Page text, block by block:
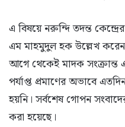
এ বিষয়ে নরুন্দি তদন্ত
এম মাহমুদুল হক উল্লেখ
আগে থেকেই মাদক
পর্যাপ্ত প্রমাণের অভাবে
হয়নি। সর্বশেষ গোপন
করা হয়েছে।